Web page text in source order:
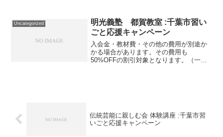
Uncategorized
明光義塾 都賀教室 :千葉市習い
ごと応援キャンペーン
入会金・教材費・その他の費用が別途か
かる場合があります。その費用も
50%OFFの割引対象となります。（一部
伝統芸能に親しむ会 体験講座 :千葉市習
いごと応援キャンペーン